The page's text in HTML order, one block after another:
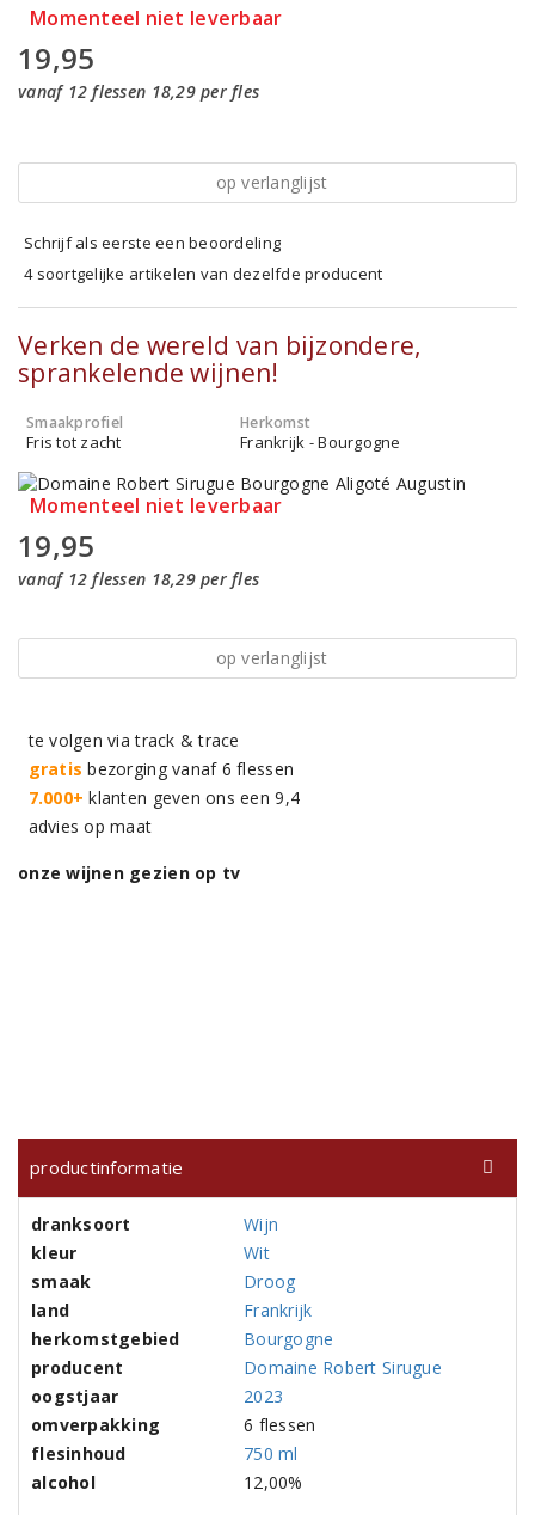
Momenteel niet leverbaar
19,95
vanaf 12 flessen 18,29 per fles
op verlanglijst
Schrijf als eerste een beoordeling
4 soortgelijke artikelen van dezelfde producent
Verken de wereld van bijzondere,
sprankelende wijnen!
Smaakprofiel
Fris tot zacht
Herkomst
Frankrijk - Bourgogne
Momenteel niet leverbaar
19,95
vanaf 12 flessen 18,29 per fles
op verlanglijst
te volgen via track & trace
gratis bezorging vanaf 6 flessen
7.000+ klanten geven ons een 9,4
advies op maat
onze wijnen gezien op tv
productinformatie
dranksoort
Wijn
kleur
Wit
smaak
Droog
land
Frankrijk
herkomstgebied
Bourgogne
producent
Domaine Robert Sirugue
oogstjaar
2023
omverpakking
6 flessen
flesinhoud
750 ml
alcohol
12,00%